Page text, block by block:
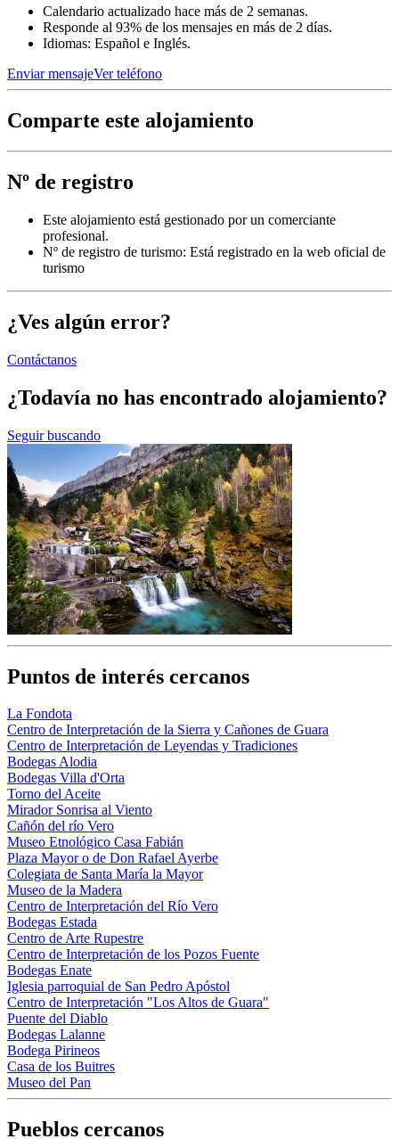
Calendario actualizado hace más de 2 semanas.
Responde al 93% de los mensajes en más de 2 días.
Idiomas: Español e Inglés.
Enviar mensajeVer teléfono
Comparte este alojamiento
Nº de registro
Este alojamiento está gestionado por un comerciante
profesional.
Nº de registro de turismo: Está registrado en la web oficial de
turismo
¿Ves algún error?
Contáctanos
¿Todavía no has encontrado alojamiento?
Seguir buscando
Puntos de interés cercanos
La Fondota
Centro de Interpretación de la Sierra y Cañones de Guara
Centro de Interpretación de Leyendas y Tradiciones
Bodegas Alodia
Bodegas Villa d'Orta
Torno del Aceite
Mirador Sonrisa al Viento
Cañón del río Vero
Museo Etnológico Casa Fabián
Plaza Mayor o de Don Rafael Ayerbe
Colegiata de Santa María la Mayor
Museo de la Madera
Centro de Interpretación del Río Vero
Bodegas Estada
Centro de Arte Rupestre
Centro de Interpretación de los Pozos Fuente
Bodegas Enate
Iglesia parroquial de San Pedro Apóstol
Centro de Interpretación "Los Altos de Guara"
Puente del Diablo
Bodegas Lalanne
Bodega Pirineos
Casa de los Buitres
Museo del Pan
Pueblos cercanos